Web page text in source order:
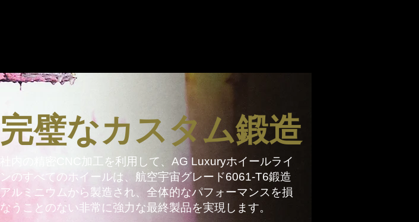
​完璧なカスタム鍛造
社内の精密CNC加工を利用して、AG Luxuryホイールライ
ンのすべてのホイールは、航空宇宙グレード6061-T6鍛造
アルミニウムから製造され、全体的なパフォーマンスを損
なうことのない非常に強力な最終製品を実現します。